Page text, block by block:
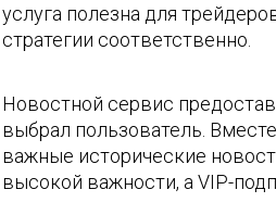
услуга полезна для
стратегии соответственно.
Новостной сервис
выбрал пользователь.
важные исторические
высокой важности, а VIP-